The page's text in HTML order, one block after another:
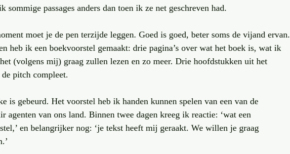
sommige passages anders dan toen ik ze net geschreven had.
moet je de pen terzijde leggen. Goed is goed, beter soms de vijand ervan.
heb ik een boekvoorstel gemaakt: drie pagina’s over wat het boek is, wat ik
(volgens mij) graag zullen lezen en zo meer. Drie hoofdstukken uit het
pitch compleet.
is gebeurd. Het voorstel heb ik handen kunnen spelen van een van de
agenten van ons land. Binnen twee dagen kreeg ik reactie: ‘wat een
en belangrijker nog: ‘je tekst heeft mij geraakt. We willen je graag